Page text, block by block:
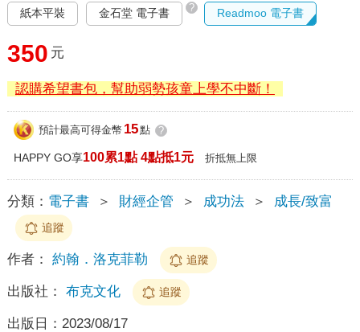
紙本平裝 金石堂 電子書 ? Readmoo 電子書
350 元
認購希望書包，幫助弱勢孩童上學不中斷！
預計最高可得金幣 15點 ?
HAPPY GO享100累1點 4點抵1元 折抵無上限
分類： 電子書 ＞ 財經企管 ＞ 成功法 ＞ 成長/致富
追蹤
作者： 約翰．洛克菲勒 追蹤
出版社： 布克文化 追蹤
出版日： 2023/08/17